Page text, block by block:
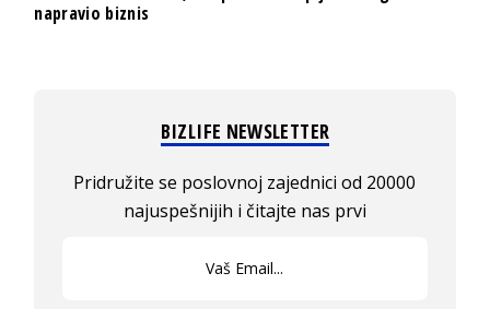
napravio biznis
BIZLIFE NEWSLETTER
Pridružite se poslovnoj zajednici od 20000
najuspešnijih i čitajte nas prvi